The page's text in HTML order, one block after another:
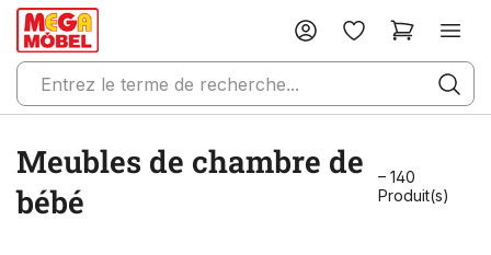
Meubles de chambre de
bébé
– 140
Produit(s)